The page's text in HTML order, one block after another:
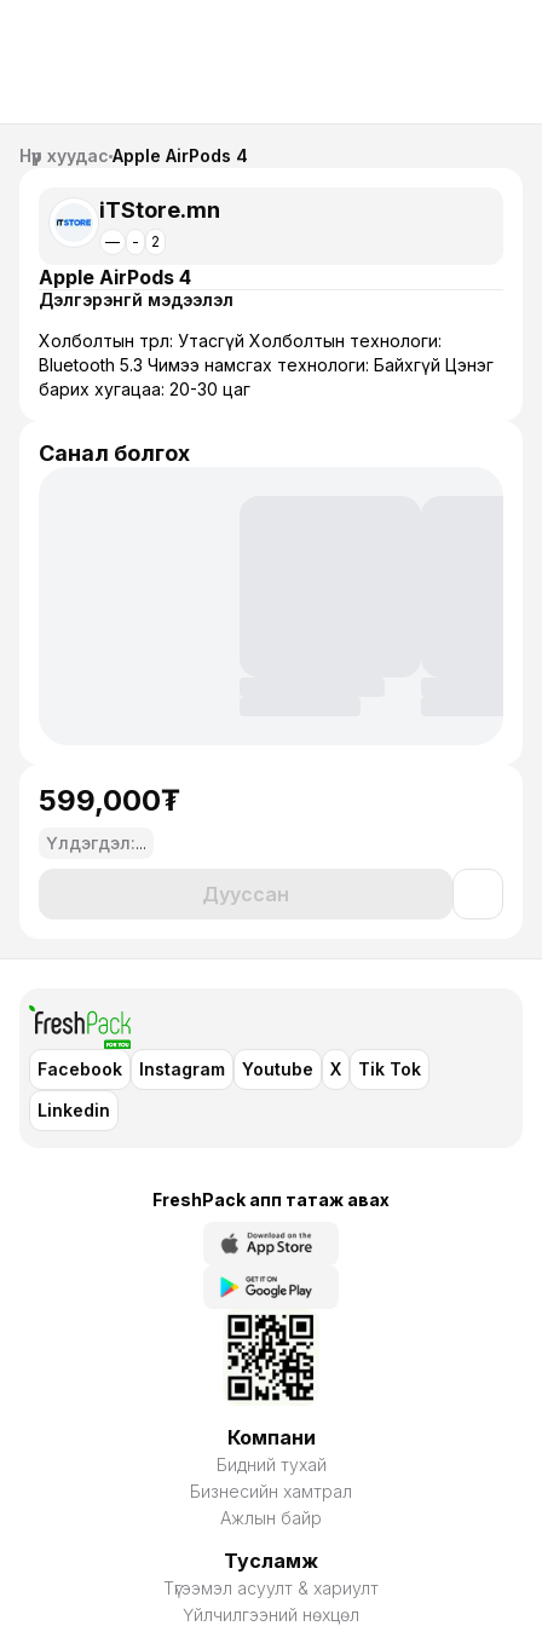
Нүүр хуудас Apple AirPods 4
iTStore.mn
— - 2
Apple AirPods 4
Дэлгэрэнгүй мэдээлэл
Холболтын төрөл: Утасгүй Холболтын технологи:
Bluetooth 5.3 Чимээ намсгах технологи: Байхгүй Цэнэг
барих хугацаа: 20-30 цаг
Санал болгох
599,000₮
Үлдэгдэл:...
Дууссан
Facebook Instagram Youtube X
Tik Tok
Linkedin
FreshPack апп татаж авaх
Компани
Бидний тухай
Бизнесийн хамтрал
Ажлын байр
Тусламж
Түгээмэл асуулт & хариулт
Үйлчилгээний нөхцөл